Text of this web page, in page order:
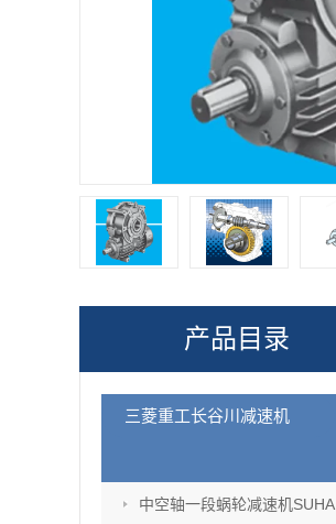
产品目录
三菱重工长谷川减速机
中空轴一段蜗轮减速机SUHA